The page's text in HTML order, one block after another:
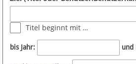
Newsletter
Bluesky
Titel beginnt mit …
bis Jahr: und